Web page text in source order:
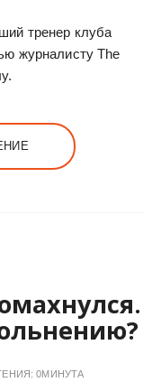
тренер клуба
журналисту The
0МИНУТА